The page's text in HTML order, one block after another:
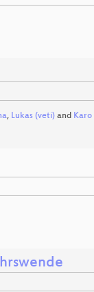
, Lukas (veti)and Karo